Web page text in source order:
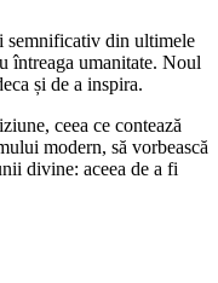
semnificativ din ultimele
întreaga umanitate. Noul
și de a inspira.
ceea ce contează
modern, să vorbească
divine: aceea de a fi